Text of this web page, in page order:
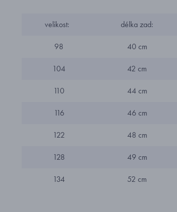
velikost: délka zad:
98 40 cm
104 42 cm
110 44 cm
116 46 cm
122 48 cm
128 49 cm
134 52 cm